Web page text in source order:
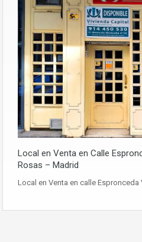
Local en Venta en Calle
Rosas – Madrid
Local en Venta en calle Espronceda